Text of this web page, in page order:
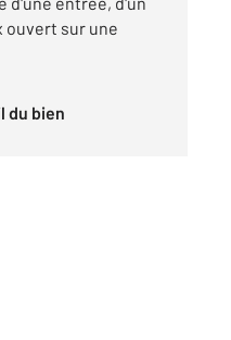
ouvert sur une
du bien